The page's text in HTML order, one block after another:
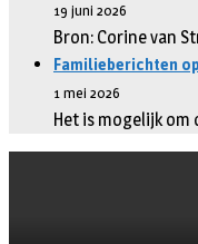
19 juni 2026
Bron: Corine van
Familieberichten
1 mei 2026
Het is mogelijk